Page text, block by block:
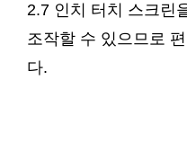
2.7 인치 터치 스크린
조작할 수 있으므로
다.